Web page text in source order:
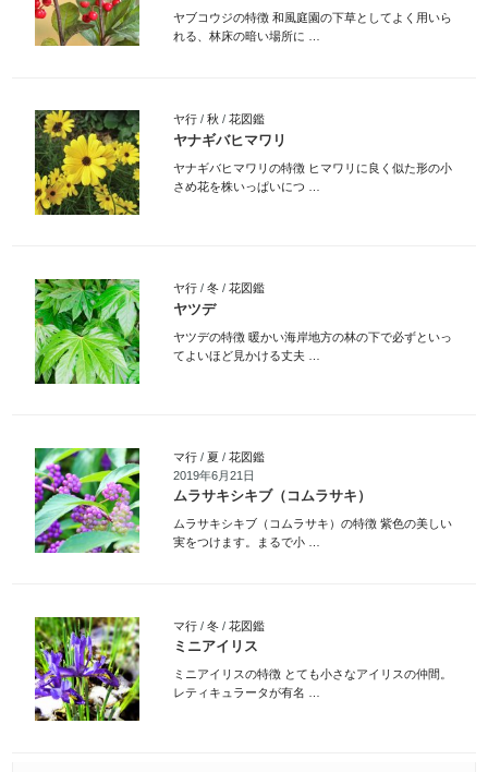
ヤブコウジの特徴 和風庭園の下草としてよく用いら
れる、林床の暗い場所に …
ヤ行/ 秋 / 花図鑑
ヤナギバヒマワリ
ヤナギバヒマワリの特徴 ヒマワリに良く似た形の小
さめ花を株いっぱいにつ …
ヤ行/ 冬/ 花図鑑
ヤツデ
ヤツデの特徴 暖かい海岸地方の林の下で必ずといっ
てよいほど見かける丈夫 …
マ行/ 夏 / 花図鑑
2019年6月21日
ムラサキシキブ（コムラサキ）
ムラサキシキブ（コムラサキ）の特徴 紫色の美しい
実をつけます。まるで小 …
マ行/ 冬/ 花図鑑
ミニアイリス
ミニアイリスの特徴 とても小さなアイリスの仲間。
レティキュラータが有名 …